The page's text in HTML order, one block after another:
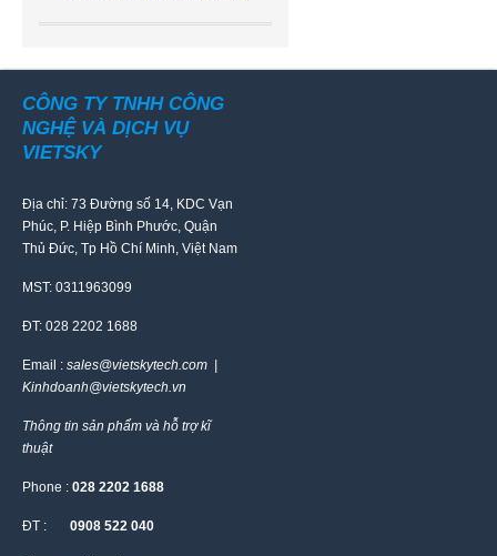
CÔNG TY TNHH CÔNG
NGHỆ VÀ DỊCH VỤ
VIETSKY
Địa chỉ: 73 Đường số 14, KDC Vạn
Phúc, P. Hiệp Bình Phước, Quận
Thủ Đức, Tp Hồ Chí Minh, Việt Nam
MST: 0311963099
ĐT: 028 2202 1688
Email : sales@vietskytech.com |
Kinhdoanh@vietskytech.vn
Thông tin sản phẩm và hỗ trợ kĩ
thuật
Phone : 028 2202 1688
ĐT : 0908 522 040